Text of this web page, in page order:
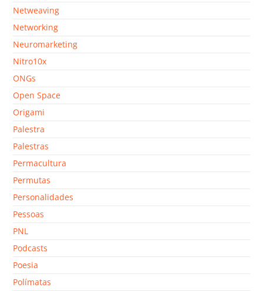
Netweaving
Networking
Neuromarketing
Nitro10x
ONGs
Open Space
Origami
Palestra
Palestras
Permacultura
Permutas
Personalidades
Pessoas
PNL
Podcasts
Poesia
Polímatas